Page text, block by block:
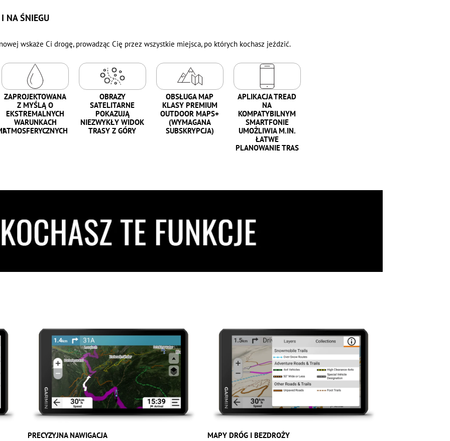
NA ŚNIEGU
wskaże Ci drogę, prowadząc Cię przez wszystkie miejsca, po których kochasz jeździć.
ZAPROJEKTOWANA
Z MYŚLĄ O
EKSTREMALNYCH
WARUNKACH
ATMOSFERYCZNYCH
OBRAZY
SATELITARNE
POKAZUJĄ
NIEZWYKŁY WIDOK
TRASY Z GÓRY
OBSŁUGA MAP
KLASY PREMIUM
OUTDOOR MAPS+
(WYMAGANA
SUBSKRYPCJA)
APLIKACJA TREAD
NA
KOMPATYBILNYM
SMARTFONIE
UMOŻLIWIA M.IN.
ŁATWE
PLANOWANIE TRAS
PRECYZYJNA NAWIGACJA
MAPY DRÓG I BEZDROŻY